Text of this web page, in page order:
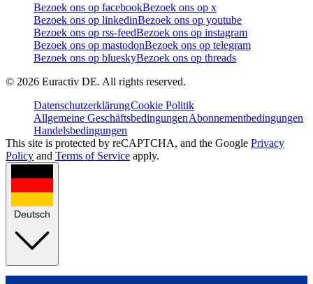
Bezoek ons op facebookBezoek ons op x
Bezoek ons op linkedinBezoek ons op youtube
Bezoek ons op rss-feedBezoek ons op instagram
Bezoek ons op mastodonBezoek ons op telegram
Bezoek ons op blueskyBezoek ons op threads
© 2026 Euractiv DE. All rights reserved.
DatenschutzerklärungCookie Politik
Allgemeine GeschäftsbedingungenAbonnementbedingungen
Handelsbedingungen
This site is protected by reCAPTCHA, and the Google Privacy
Policy and Terms of Service apply.
Deutsch